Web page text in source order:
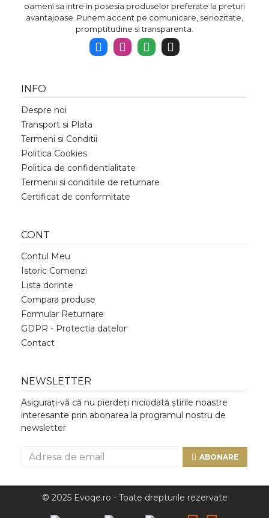
oameni sa intre in posesia produselor preferate la preturi
avantajoase. Punem accent pe comunicare, seriozitate,
promptitudine si transparenta.
INFO
Despre noi
Transport si Plata
Termeni si Conditii
Politica Cookies
Politica de confidentialitate
Termenii si conditiile de returnare
Certificat de conformitate
CONT
Contul Meu
Istoric Comenzi
Lista dorinte
Compara produse
Formular Returnare
GDPR - Protectia datelor
Contact
NEWSLETTER
Asigurați-vă că nu pierdeți niciodată știrile noastre
interesante prin abonarea la programul nostru de
newsletter
ABONARE
© 2025 Evoqe.ro - Toate drepturile rezervate